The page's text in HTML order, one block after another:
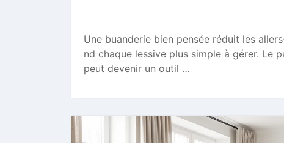
Une buanderie bien pensée réduit les
nd chaque lessive plus simple à gérer. Le
peut devenir un outil …